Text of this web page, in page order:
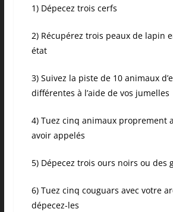
1) Dépecez trois cerfs
2) Récupérez trois peaux de lapin
état
3) Suivez la piste de 10 animaux
différentes à l’aide de vos jumelles
4) Tuez cinq animaux proprement
avoir appelés
5) Dépecez trois ours noirs ou des
6) Tuez cinq couguars avec votre
dépecez-les